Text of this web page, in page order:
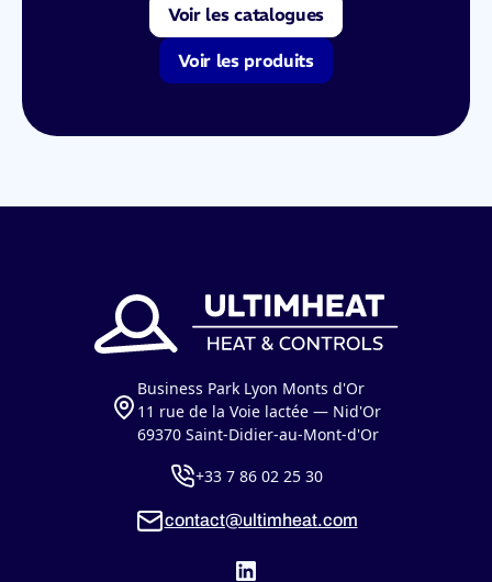
Voir les catalogues
Voir les produits
Business Park Lyon Monts d'Or
11 rue de la Voie lactée — Nid'Or
69370 Saint-Didier-au-Mont-d'Or
+33 7 86 02 25 30
contact@ultimheat.com